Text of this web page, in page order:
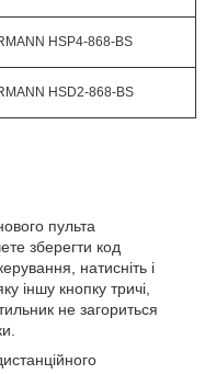
HSP4-868-BS
HSD2-868-BS
пульта
зберегти код
натисніть і
іншу кнопку тричі,
не загориться